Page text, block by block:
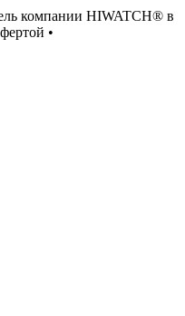
компании HIWATCH® в
•